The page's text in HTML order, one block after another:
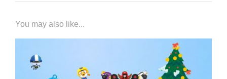
You may also like...